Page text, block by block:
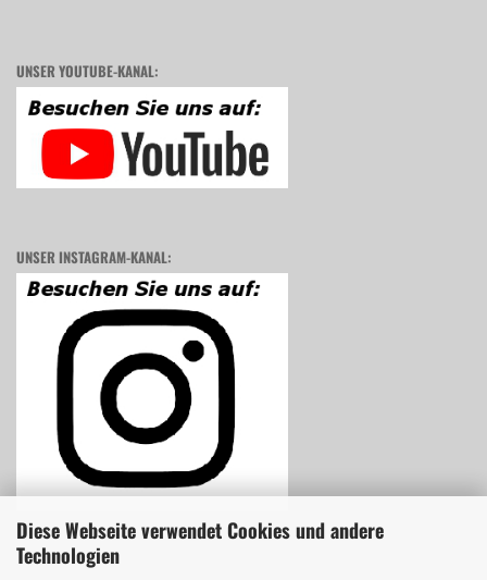
Diese Webseite verwendet Cookies und andere
Technologien
UNSER YOUTUBE-KANAL:
UNSER INSTAGRAM-KANAL: